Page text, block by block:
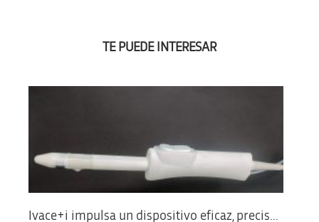
TE PUEDE INTERESAR
Ivace+i impulsa un dispositivo eficaz, precis...